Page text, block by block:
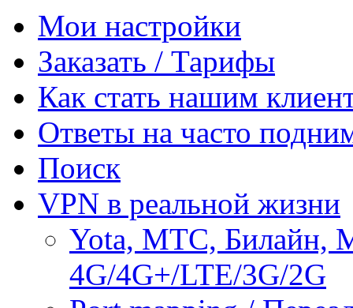
Мои настройки
Заказать / Тарифы
Как стать нашим
Ответы на часто
Поиск
VPN в реальной жизни
Yota, МТС, Билайн,
4G/4G+/LTE/3G/2G